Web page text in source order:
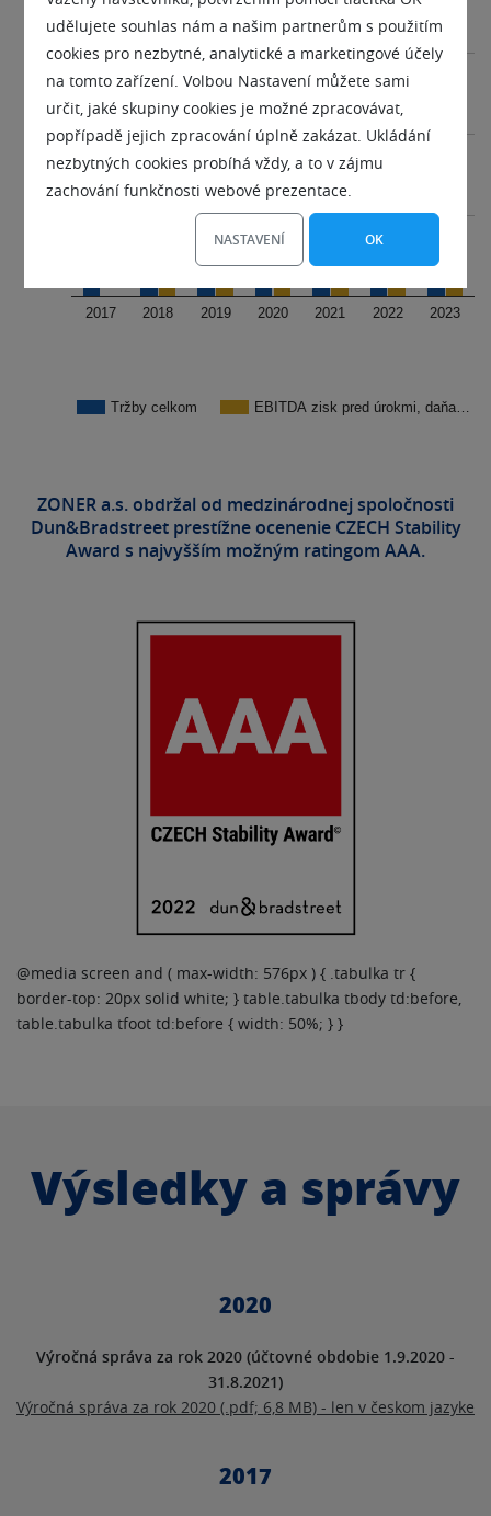
udělujete souhlas nám a našim partnerům s použitím
cookies pro nezbytné, analytické a marketingové účely
na tomto zařízení. Volbou Nastavení můžete sami
určit, jaké skupiny cookies je možné zpracovávat,
popřípadě jejich zpracování úplně zakázat. Ukládání
nezbytných cookies probíhá vždy, a to v zájmu
zachování funkčnosti webové prezentace.
NASTAVENÍ OK
Tržby celkom EBITDA zisk pred úrokmi, daňa…
2017 2018 2019 2020 2021 2022 2023
100M
150M
ZONER a.s. obdržal od medzinárodnej spoločnosti
Dun&Bradstreet prestížne ocenenie CZECH Stability
Award s najvyšším možným ratingom AAA.
@media screen and ( max-width: 576px ) { .tabulka tr {
border-top: 20px solid white; } table.tabulka tbody td:before,
table.tabulka tfoot td:before { width: 50%; } }
Výsledky a správy
2020
Výročná správa za rok 2020 (účtovné obdobie 1.9.2020 -
31.8.2021)
Výročná správa za rok 2020 (.pdf; 6,8 MB) - len v českom jazyke
2017